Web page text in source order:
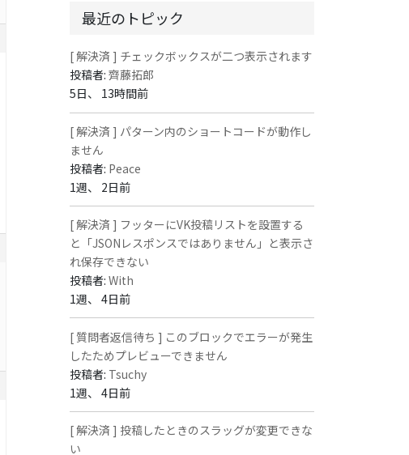
最近のトピック
[ 解決済 ] チェックボックスが二つ表示されます
投稿者:齊藤拓郎
5日、 13時間前
[ 解決済 ] パターン内のショートコードが動作し
ません
投稿者: Peace
1週、 2日前
[ 解決済 ] フッターにVK投稿リストを設置する
と「JSONレスポンスではありません」と表示さ
れ保存できない
投稿者:With
1週、 4日前
[ 質問者返信待ち ] このブロックでエラーが発生
したためプレビューできません
投稿者: Tsuchy
1週、 4日前
[ 解決済 ] 投稿したときのスラッグが変更できな
い